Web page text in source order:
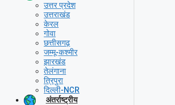
उत्तर प्रदेश
उत्तराखंड
केरल
गोवा
छत्तीसगढ़
जम्मू-कश्मीर
झारखंड
तेलंगाना
त्रिपुरा
दिल्ली-NCR
अंतर्राष्ट्रीय